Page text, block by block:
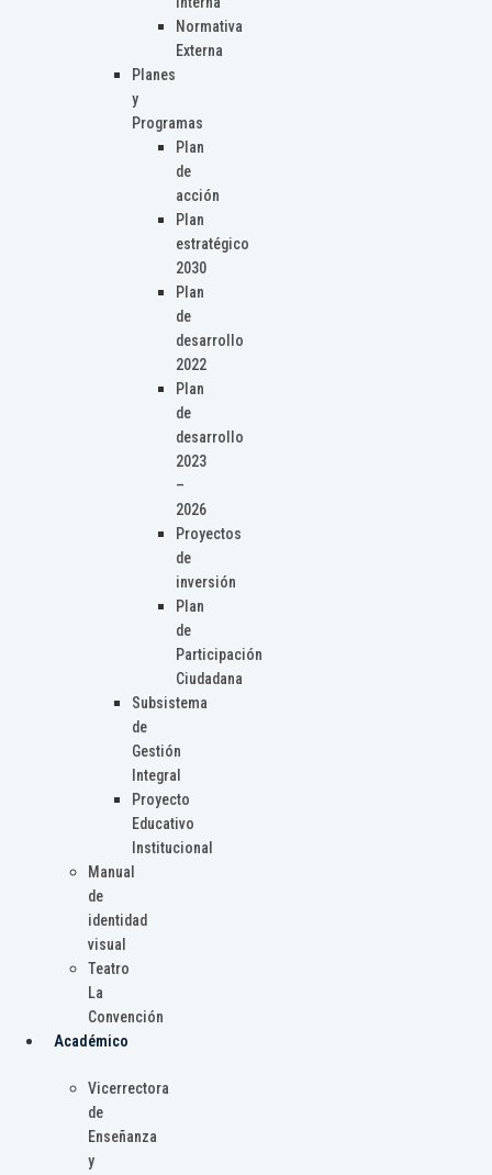
Normativa
Externa
Planes
y
Programas
Plan
de
acción
Plan
estratégico
2030
Plan
de
desarrollo
2022
Plan
de
desarrollo
2023
–
2026
Proyectos
de
inversión
Plan
de
Participación
Ciudadana
Subsistema
de
Gestión
Integral
Proyecto
Educativo
Institucional
Manual
de
identidad
visual
Teatro
La
Convención
Académico
Vicerrectora
de
Enseñanza
y